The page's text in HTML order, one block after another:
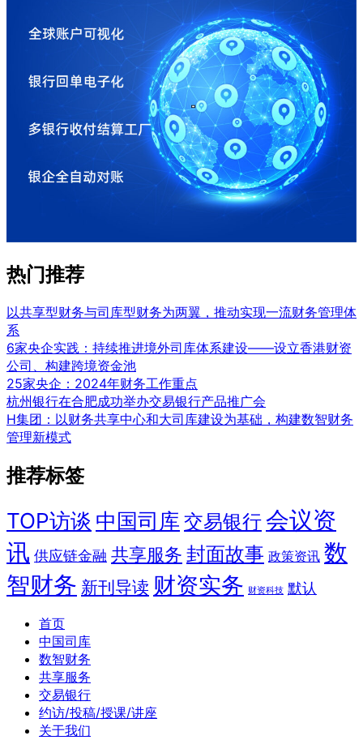
热门推荐
以共享型财务与司库型财务为两翼，推动实现一流财务管理体
系
6家央企实践：持续推进境外司库体系建设——设立香港财资
公司、构建跨境资金池
25家央企：2024年财务工作重点
杭州银行在合肥成功举办交易银行产品推广会
H集团：以财务共享中心和大司库建设为基础，构建数智财务
管理新模式
推荐标签
TOP访谈 中国司库 交易银行会议资
讯 供应链金融 共享服务 封面故事 政策资讯 数
智财务 新刊导读 财资实务 财资科技 默认
首页
中国司库
数智财务
共享服务
交易银行
约访/投稿/授课/讲座
关于我们